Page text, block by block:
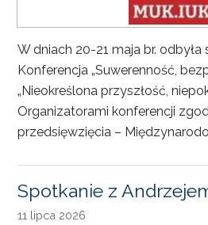
W dniach 20-21 maja br.
Konferencja „Suwerenność,
„Nieokreślona przyszłość,
Organizatorami konferencji
przedsięwzięcia –
Spotkanie z
11 lipca 2026